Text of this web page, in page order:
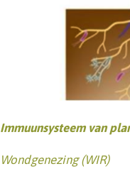
Immuunsysteem van
Wondgenezing (WIR)